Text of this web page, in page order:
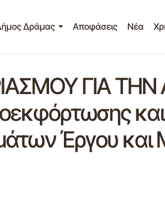
Δράμας Αποφάσεις Νέα
ΓΙΑ ΤΗΝ
Έργου